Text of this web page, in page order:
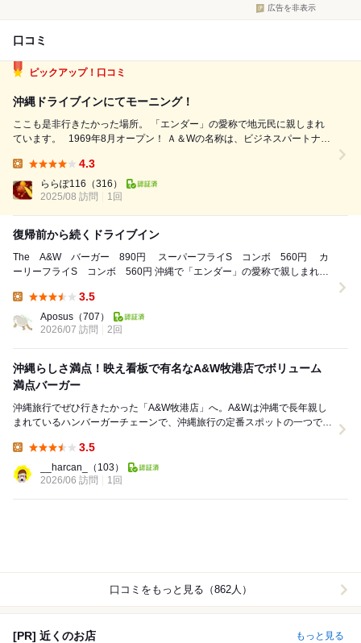
広告を非表示
口コミ
ピックアップ！口コミ
沖縄ドライブインにてモーニング！
ここも是非行きたかった場所。 「エンダー」の愛称で地元民に親しまれ
ています。 1969年8月オープン！ Ａ＆Wの名称は、ビジネスパートナー
です。 沖縄１号店は1963年に開設した沖縄市にある屋...
4.3
ららぽ116 （316）
2025/08 訪問
1回
復帰前から続くドライブイン
The A&W バーガー 890円 スーパーフライS コンボ 560円 カ
ーリーフライS コンボ 560円 沖縄で「エンダー」の愛称で親しまれる
3.5
Aposus （707）
2026/07 訪問
2回
沖縄らしさ満点！映え看板で有名なA&W牧港店でボリューム
満点バーガー
沖縄旅行でぜひ行きたかった「A&W牧港店」へ。A&Wは沖縄で長年親し
まれているハンバーガーチェーンで、沖縄旅行の定番スポットの一つで
3.5
__harcan_
（103）
2026/06 訪問
1回
口コミをもっと見る（862人）
[PR] 近くのお店 もっと見る